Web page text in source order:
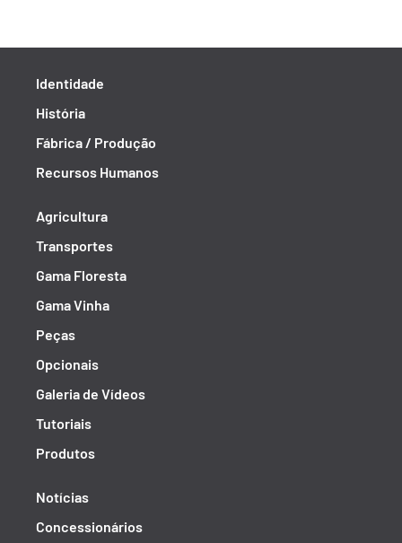
Identidade
História
Fábrica / Produção
Recursos Humanos
Agricultura
Transportes
Gama Floresta
Gama Vinha
Peças
Opcionais
Galeria de Vídeos
Tutoriais
Produtos
Notícias
Concessionários